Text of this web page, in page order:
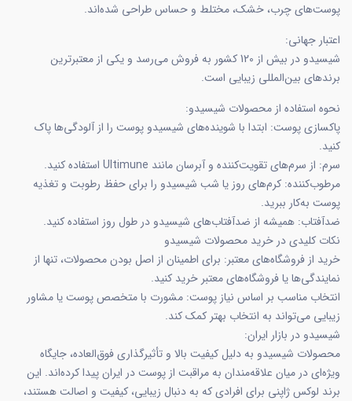
پوست‌های چرب، خشک، مختلط و حساس طراحی شده‌اند.
اعتبار جهانی:
شیسیدو در بیش از 120 کشور به فروش می‌رسد و یکی از معتبرترین
برندهای بین‌المللی زیبایی است.
نحوه استفاده از محصولات شیسیدو:
پاکسازی پوست: ابتدا با شوینده‌های شیسیدو پوست را از آلودگی‌ها پاک
کنید.
سرم: از سرم‌های تقویت‌کننده و آبرسان مانند Ultimune استفاده کنید.
مرطوب‌کننده: کرم‌های روز یا شب شیسیدو را برای حفظ رطوبت و تغذیه
پوست به‌کار ببرید.
ضدآفتاب: همیشه از ضدآفتاب‌های شیسیدو در طول روز استفاده کنید.
نکات کلیدی در خرید محصولات شیسیدو
خرید از فروشگاه‌های معتبر: برای اطمینان از اصل بودن محصولات، تنها از
نمایندگی‌ها یا فروشگاه‌های معتبر خرید کنید.
انتخاب مناسب بر اساس نیاز پوست: مشورت با متخصص پوست یا مشاور
زیبایی می‌تواند به انتخاب بهتر کمک کند.
شیسیدو در بازار ایران:
محصولات شیسیدو به دلیل کیفیت بالا و تأثیرگذاری فوق‌العاده، جایگاه
ویژه‌ای در میان علاقه‌مندان به مراقبت از پوست در ایران پیدا کرده‌اند. این
برند لوکس ژاپنی برای افرادی که به دنبال زیبایی، کیفیت و اصالت هستند،